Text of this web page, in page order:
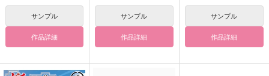
サンプル
作品詳細
サンプル
作品詳細
サンプル
作品詳細